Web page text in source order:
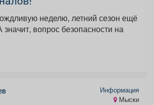
неделю, летний сезон ещё
вопрос безопасности на
Информация
Мыски